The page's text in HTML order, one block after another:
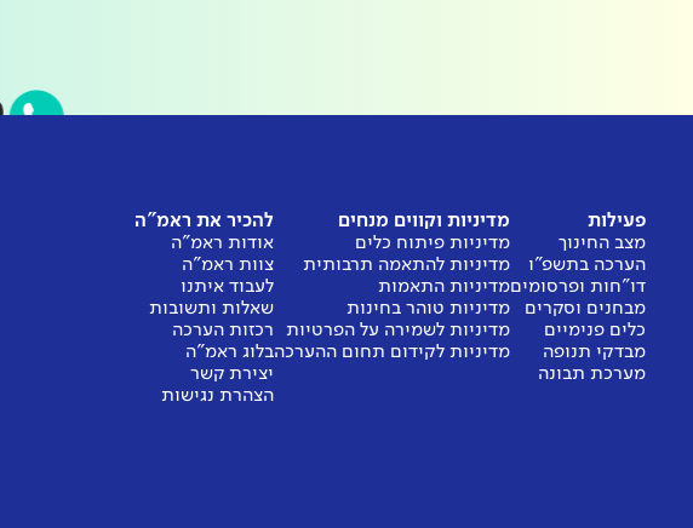
פעילות
מצב החינוך
הערכה בתשפ"ו
דו"חות ופרסומים
מבחנים וסקרים
כלים פנימיים
מבדקי תנופה
מערכת תבונה
מדיניות וקווים מנחים
מדיניות פיתוח כלים
מדיניות להתאמה תרבותית
מדיניות התאמות
מדיניות טוהר בחינות
מדיניות לשמירה על הפרטיות
מדיניות לקידום תחום ההערכה
להכיר את ראמ"ה
אודות ראמ"ה
צוות ראמ"ה
לעבוד איתנו
שאלות ותשובות
רכזות הערכה
בלוג ראמ"ה
יצירת קשר
הצהרת נגישות